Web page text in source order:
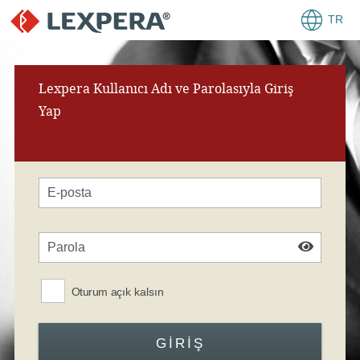
TR
Lexpera Kullanıcı Adı ve Parolasıyla Giriş
Yap
Oturum açık kalsın
GIRIŞ